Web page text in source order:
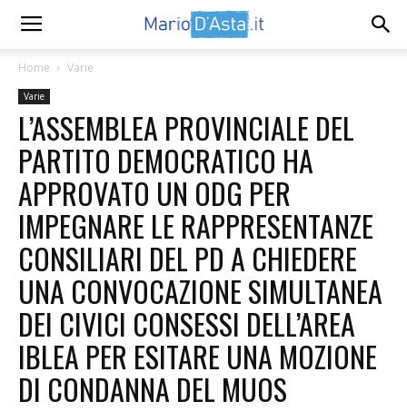
Home Varie
Varie
L’ASSEMBLEA PROVINCIALE DEL
PARTITO DEMOCRATICO HA
APPROVATO UN ODG PER
IMPEGNARE LE RAPPRESENTANZE
CONSILIARI DEL PD A CHIEDERE
UNA CONVOCAZIONE SIMULTANEA
DEI CIVICI CONSESSI DELL’AREA
IBLEA PER ESITARE UNA MOZIONE
DI CONDANNA DEL MUOS